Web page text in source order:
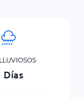
Días